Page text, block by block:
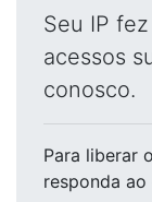
Seu IP
acessos
conosco.
Para liberar
responda